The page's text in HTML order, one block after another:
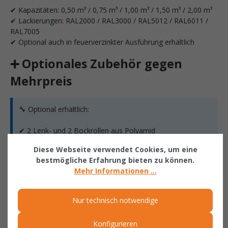
✔ Kapazitäten: 0,50 m³ / 0,75 m³ / 1,00 m³ / 1,50 m³ / 2,00 m³
✔ Lackierungen: RAL2000 / RAL3000 / RAL5012 / RAL6011 /
RAL7005
✔ Optional auch in feuerverzinkter Ausführung erhältlich
➕ Optionales Zubehör gegen
Mehrpreis
🔧 Optional erhältlich:
✔ 2 Lenk- und 2 Bockrollen aus Polyamid
✔ Eine Lenkrolle mit Feststeller
✔ Bauhöhe: 220 mm
✔ Verzinkte Zentrierwände für die Bodenklappe
Diese Webseite verwendet Cookies, um eine
bestmögliche Erfahrung bieten zu können.
Mehr Informationen ...
Nur technisch notwendige
Konfigurieren